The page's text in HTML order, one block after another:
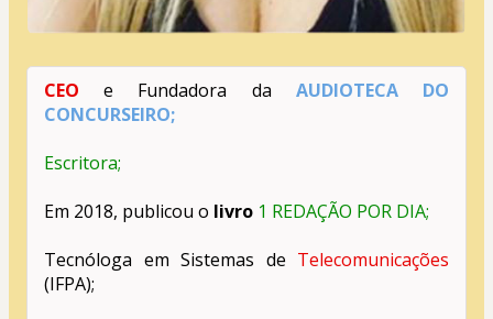
CEO e Fundadora da AUDIOTECA DO
CONCURSEIRO;
Escritora;
Em 2018, publicou o livro 1 REDAÇÃO POR DIA;
Tecnóloga em Sistemas de Telecomunicações
(IFPA);